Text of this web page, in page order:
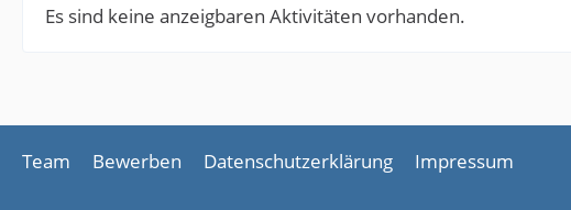
Es sind keine anzeigbaren Aktivitäten vorhanden.
Team Bewerben Datenschutzerklärung Impressum